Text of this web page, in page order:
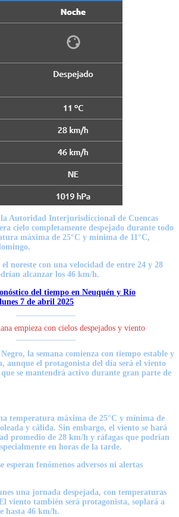
Autoridad Interjurisdiccional de Cuencas
cielo completamente despejado durante todo
máxima de 25°C y mínima de 11°C,
el noreste con una velocidad de entre 24 y 28
alcanzar los 46 km/h.
empieza con cielos despejados y viento
la semana comienza con tiempo estable y
aunque el protagonista del día será el viento
que se mantendrá activo durante gran parte de
temperatura máxima de 25°C y mínima de
y cálida. Sin embargo, el viento se hará
promedio de 28 km/h y ráfagas que podrían
en horas de la tarde.
esperan fenómenos adversos ni alertas
una jornada despejada, con temperaturas
l viento también será protagonista, soplará a
hasta 46 km/h.